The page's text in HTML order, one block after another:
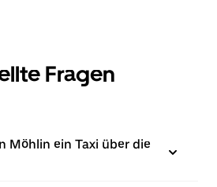
Fragen
Möhlin ein Taxi über die